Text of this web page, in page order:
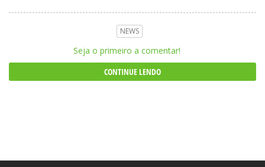
NEWS
Seja o primeiro a comentar!
CONTINUE LENDO